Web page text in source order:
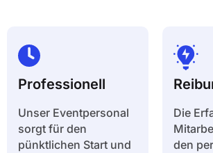
Professionell
Unser Eventpersonal
sorgt für den
pünktlichen Start und
Die
den